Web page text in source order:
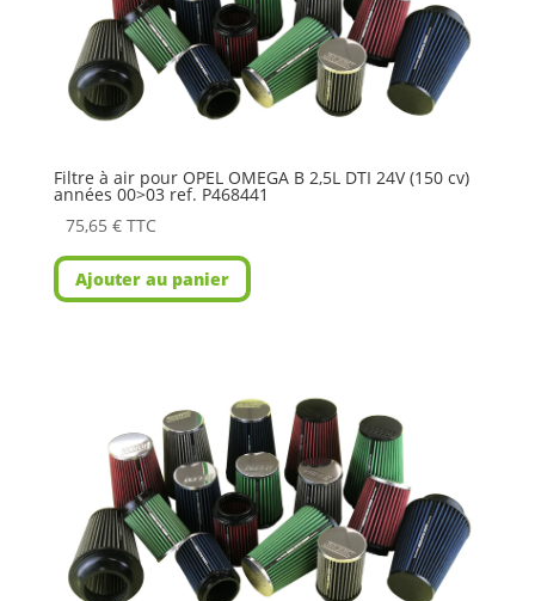
Filtre à air pour OPEL OMEGA B 2,5L DTI 24V (150 cv)
années 00>03 ref. P468441
75,65 € TTC
Ajouter au panier